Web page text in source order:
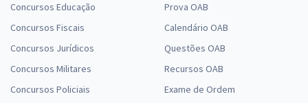
Concursos Educação
Concursos Fiscais
Concursos Jurídicos
Concursos Militares
Concursos Policiais
Prova OAB
Calendário OAB
Questões OAB
Recursos OAB
Exame de Ordem